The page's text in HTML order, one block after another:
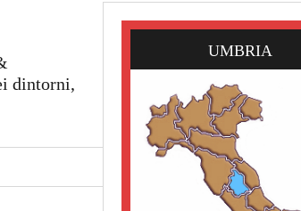
dintorni,
UMBRIA